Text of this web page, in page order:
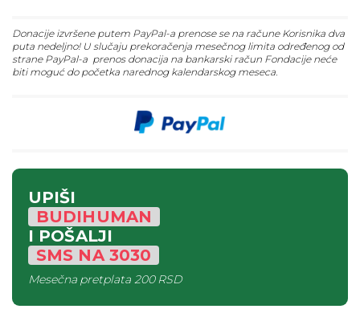
Donacije izvršene putem PayPal-a prenose se na račune Korisnika dva
puta nedeljno! U slučaju prekoračenja mesečnog limita određenog od
strane PayPal-a prenos donacija na bankarski račun Fondacije neće
biti moguć do početka narednog kalendarskog meseca.
UPIŠI
BUDIHUMAN
I POŠALJI
SMS NA3030
Mesečna pretplata200 RSD